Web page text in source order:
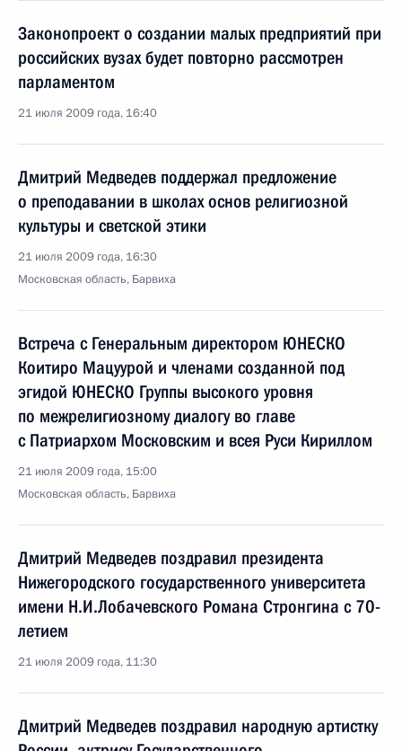
Законопроект о создании малых предприятий при
российских вузах будет повторно рассмотрен
парламентом
21 июля 2009 года, 16:40
Дмитрий Медведев поддержал предложение
о преподавании в школах основ религиозной
культуры и светской этики
21 июля 2009 года, 16:30
Московская область, Барвиха
Встреча с Генеральным директором ЮНЕСКО
Коитиро Мацуурой и членами созданной под
эгидой ЮНЕСКО Группы высокого уровня
по межрелигиозному диалогу во главе
с Патриархом Московским и всея Руси Кириллом
21 июля 2009 года, 15:00
Московская область, Барвиха
Дмитрий Медведев поздравил президента
Нижегородского государственного университета
имени Н.И.Лобачевского Романа Стронгина с 70-
летием
21 июля 2009 года, 11:30
Дмитрий Медведев поздравил народную артистку